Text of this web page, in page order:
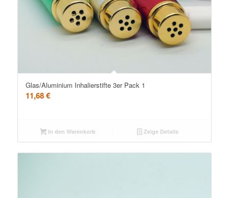
5.00
Glas/Aluminium Inhalierstifte 3er Pack 1
11,68€
In den Warenkorb Zeige Details